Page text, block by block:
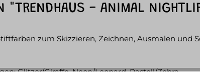
"TRENDHAUS - ANIMAL
zum Skizzieren, Zeichnen, Ausmalen
Glitzer/Giraffe, Neon/Leopard, Pastell/Zebra